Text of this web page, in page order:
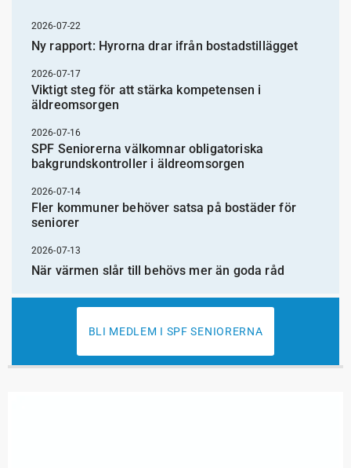
2026-07-22
Ny rapport: Hyrorna drar ifrån bostadstillägget
2026-07-17
Viktigt steg för att stärka kompetensen i
äldreomsorgen
2026-07-16
SPF Seniorerna välkomnar obligatoriska
bakgrundskontroller i äldreomsorgen
2026-07-14
Fler kommuner behöver satsa på bostäder för
seniorer
2026-07-13
När värmen slår till behövs mer än goda råd
BLI MEDLEM I SPF SENIORERNA